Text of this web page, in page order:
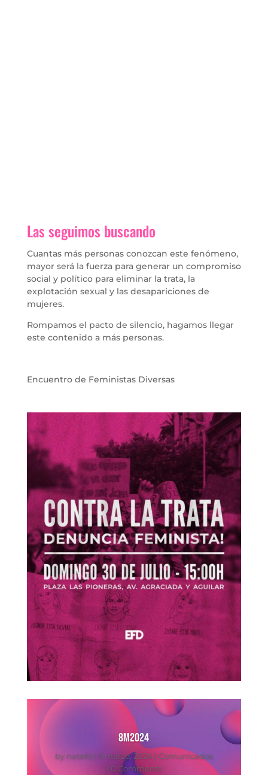
Las seguimos buscando
Cuantas más personas conozcan este fenómeno,
mayor será la fuerza para generar un compromiso
social y político para eliminar la trata, la
explotación sexual y las desapariciones de
mujeres.
Rompamos el pacto de silencio, hagamos llegar
este contenido a más personas.
Encuentro de Feministas Diversas
8M2024
by natefd | 6 marzo, 2024| Comunicados
| 0 Comments